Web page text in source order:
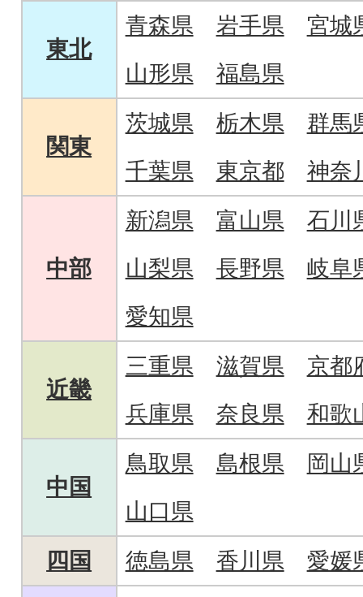
東北
青森県 岩手県
宮城
山形県
福島県
関東
茨城県 栃木県
群馬
千葉県
東京都 神奈
中部
新潟県 富山県
石川
山梨県
長野県
岐阜
愛知県
近畿
三重県 滋賀県
京都
兵庫県
奈良県 和歌
中国
鳥取県 島根県
岡山
山口県
四国
徳島県 香川県 愛媛